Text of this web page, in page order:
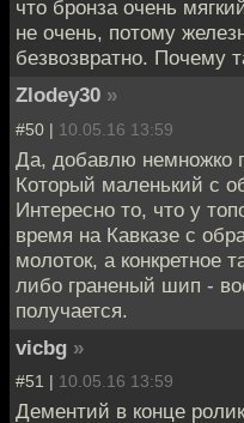
что бронза очень
не очень, потому
безвозвратно. Почему
Zlodey30 »
#50 | 10.05.16 13:59
Да, добавлю немножко
Который маленький с
Интересно то, что у
время на Кавказе с
молоток, а конкретное
либо граненый шип -
получается.
vicbg »
#51 | 10.05.16 13:59
Дементий в конце